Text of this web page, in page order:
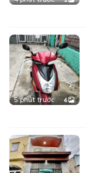
5 phút trước 6